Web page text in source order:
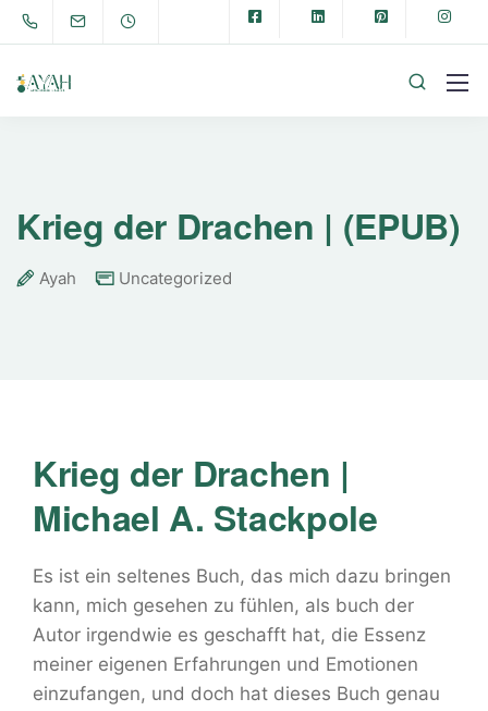
Krieg der Drachen | (EPUB)
Ayah Uncategorized
Krieg der Drachen |
Michael A. Stackpole
Es ist ein seltenes Buch, das mich dazu bringen
kann, mich gesehen zu fühlen, als buch der
Autor irgendwie es geschafft hat, die Essenz
meiner eigenen Erfahrungen und Emotionen
einzufangen, und doch hat dieses Buch genau